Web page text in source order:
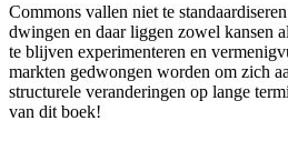
Commons vallen niet te
dwingen en daar liggen zowel kansen
te blijven experimenteren en
markten gedwongen worden om zich
structurele veranderingen op lange
van dit boek!